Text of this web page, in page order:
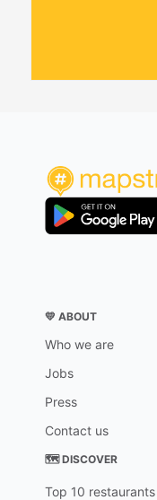
💛 ABOUT
Who we are
Jobs
Press
Contact us
🗺 DISCOVER
Top 10 restaurants |